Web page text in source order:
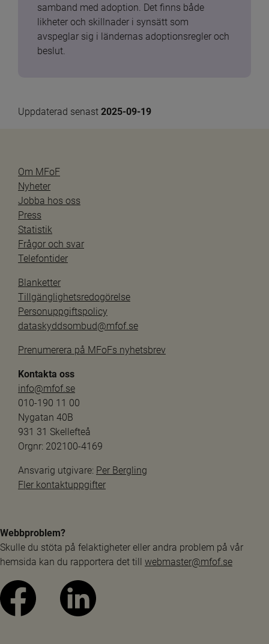
samband med adoption. Det finns både
likheter och skillnader i synsätt som
avspeglar sig i ländernas adoptionsregler och
beslut.
Uppdaterad senast 2025-09-19
Om MFoF
Nyheter
Jobba hos oss
Press
Statistik
Frågor och svar
Telefontider
Blanketter
Tillgänglighetsredogörelse
Personuppgiftspolicy
dataskyddsombud@mfof.se
Prenumerera på MFoFs nyhetsbrev
Kontakta oss
info@mfof.se
010-190 11 00
Nygatan 40B
931 31 Skellefteå
Orgnr: 202100-4169
Ansvarig utgivare: Per Bergling
Fler kontaktuppgifter
Webbproblem?
Skulle du stöta på felaktigheter eller andra problem på vår
hemsida kan du rapportera det till webmaster@mfof.se